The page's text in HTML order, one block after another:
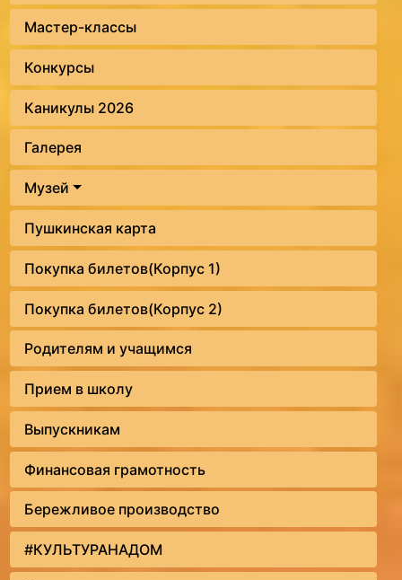
Мастер-классы
Конкурсы
Каникулы 2026
Галерея
Музей
Пушкинская карта
Покупка билетов(Корпус 1)
Покупка билетов(Корпус 2)
Родителям и учащимся
Прием в школу
Выпускникам
Финансовая грамотность
Бережливое производство
#КУЛЬТУРАНАДОМ